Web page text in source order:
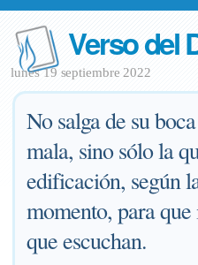
Verso del
lunes 19 septiembre 2022
No salga de su
mala, sino sólo la
edificación, según
momento, para
que escuchan.